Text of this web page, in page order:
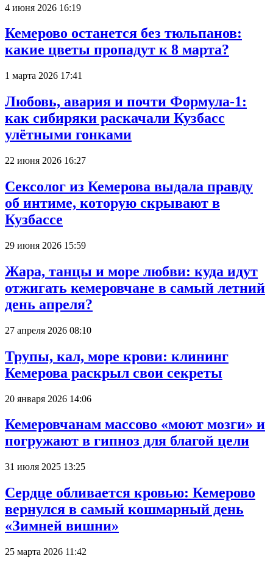
4 июня 2026 16:19
Кемерово останется без тюльпанов:
какие цветы пропадут к 8 марта?
1 марта 2026 17:41
Любовь, авария и почти Формула-1:
как сибиряки раскачали Кузбасс
улётными гонками
22 июня 2026 16:27
Сексолог из Кемерова выдала правду
об интиме, которую скрывают в
Кузбассе
29 июня 2026 15:59
Жара, танцы и море любви: куда идут
отжигать кемеровчане в самый летний
день апреля?
27 апреля 2026 08:10
Трупы, кал, море крови: клининг
Кемерова раскрыл свои секреты
20 января 2026 14:06
Кемеровчанам массово «моют мозги» и
погружают в гипноз для благой цели
31 июля 2025 13:25
Сердце обливается кровью: Кемерово
вернулся в самый кошмарный день
«Зимней вишни»
25 марта 2026 11:42